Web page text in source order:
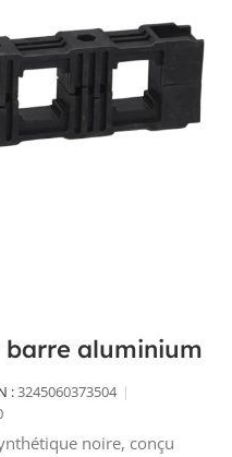
aluminium
:3245060373504
noire, conçu